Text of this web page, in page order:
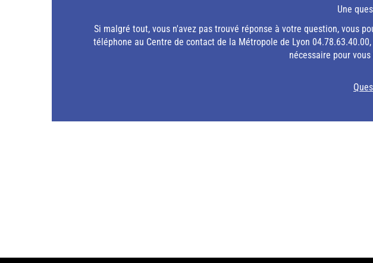
Une
Si malgré tout, vous n'avez pas trouvé réponse à votre question, vous
téléphone au Centre de contact de la Métropole de Lyon
nécessaire pour